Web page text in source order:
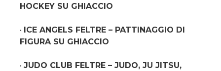
HOCKEY SU GHIACCIO
• ICE ANGELS FELTRE – PATTINAGGIO DI
FIGURA SU GHIACCIO
• JUDO CLUB FELTRE – JUDO, JU JITSU,